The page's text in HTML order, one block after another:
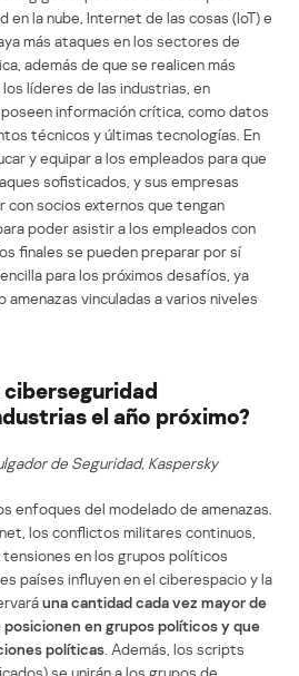
en la nube, Internet de las cosas (IoT) e
más ataques en los sectores de
además de que se realicen más
líderes de las industrias, en
información crítica, como datos
técnicos y últimas tecnologías. En
y equipar a los empleados para que
sofisticados, y sus empresas
con socios externos que tengan
poder asistir a los empleados con
finales se pueden preparar por sí
para los próximos desafíos, ya
amenazas vinculadas a varios niveles
ciberseguridad
el año próximo?
de Seguridad, Kaspersky
enfoques del modelado de amenazas.
los conflictos militares continuos,
en los grupos políticos
países influyen en el ciberespacio y la
una cantidad cada vez mayor de
en grupos políticos y que
políticas . Además, los scripts
se unirán a los grupos de